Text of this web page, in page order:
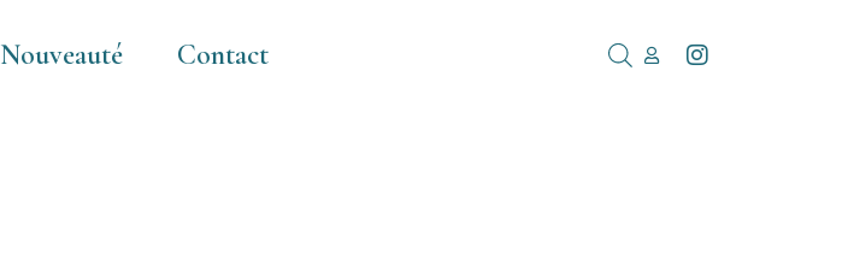
Nouveauté Contact